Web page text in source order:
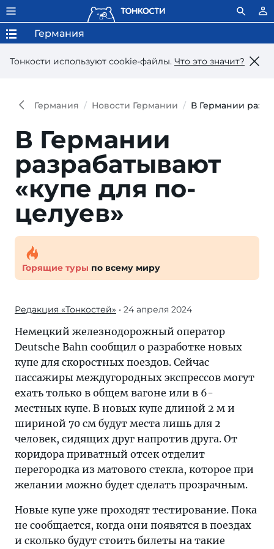
Тонкости используют сookie-файлы. Что это значит?
Германия
Германия Новости Германии В Германии
В Германии
разрабатывают
«купе для по­
целуев»
Горящие туры по всему миру
Редакция «Тонкостей» • 24 апреля 2024
Немецкий железнодорожный оператор
Deutsche Bahn сообщил о разработке новых
купе для скоростных поездов. Сейчас
пассажиры междугородных экспрессов могут
ехать только в общем вагоне или в 6-
местных купе. В новых купе длиной 2 м и
шириной 70 см будут места лишь для 2
человек, сидящих друг напротив друга. От
коридора приватный отсек отделит
перегородка из матового стекла, которое при
желании можно будет сделать прозрачным.
Новые купе уже проходят тестирование. Пока
не сообщается, когда они появятся в поездах
и сколько будут стоить билеты на такие